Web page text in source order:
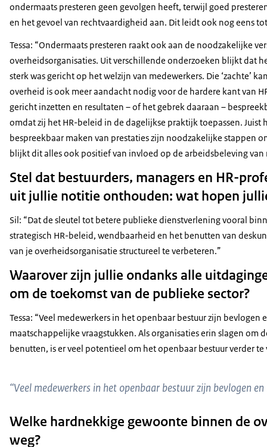
ondermaats presteren geen gevolgen heeft, terwijl goed
en het gevoel van rechtvaardigheid aan. Dit leidt ook nog eens
Tessa: “Ondermaats presteren raakt ook aan de noodzakelijke
overheidsorganisaties. Uit verschillende onderzoeken blijkt dat
sterk was gericht op het welzijn van medewerkers. Die ‘zachte’
overheid is ook meer aandacht nodig voor de hardere kant van
gericht inzetten en resultaten – of het gebrek daaraan –
omdat zij het HR-beleid in de dagelijkse praktijk toepassen.
bespreekbaar maken van prestaties zijn noodzakelijke stappen
blijkt dit alles ook positief van invloed op de arbeidsbeleving van
Stel dat bestuurders, managers en HR-
uit jullie notitie onthouden: wat hopen
Sil: “Dat de sleutel tot betere publieke dienstverlening vooral
strategisch HR-beleid, wendbaarheid en het benutten van
van je overheidsorganisatie structureel te verbeteren.”
Waarover zijn jullie ondanks alle
om de toekomst van de publieke sector?
Tessa: “Veel medewerkers in het openbaar bestuur zijn
maatschappelijke vraagstukken. Als organisaties erin slagen
benutten, is er veel potentieel om het openbaar bestuur verder
“Veel medewerkers in het openbaar bestuur zijn bevlogen
Welke hardnekkige gewoonte binnen de
weg?